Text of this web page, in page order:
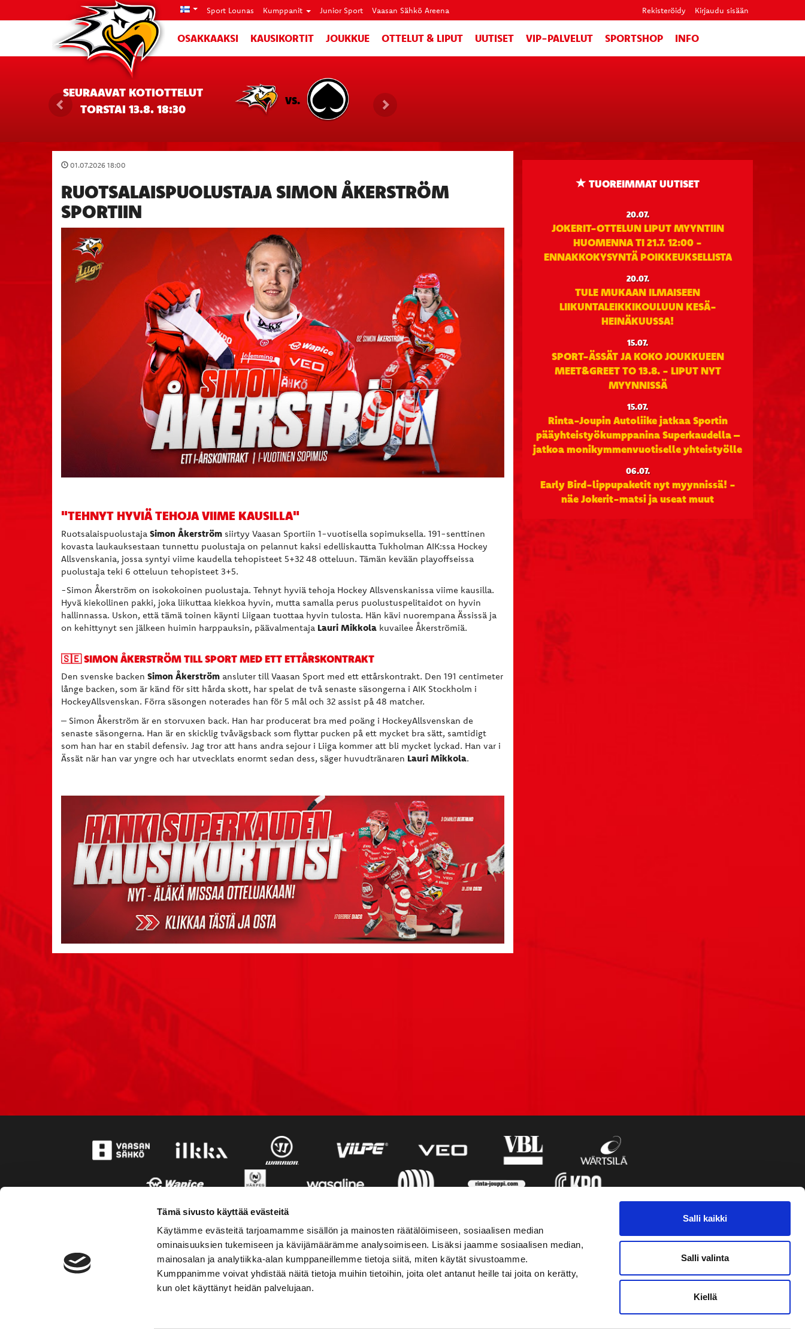
Tämä sivusto käyttää evästeitä
Käytämme evästeitä tarjoamamme sisällön ja mainosten räätälöimiseen, sosiaalisen median
ominaisuuksien tukemiseen ja kävijämäärämme analysoimiseen. Lisäksi jaamme sosiaalisen median,
mainosalan ja analytiikka-alan kumppaneillemme tietoja siitä, miten käytät sivustoamme.
Kumppanimme voivat yhdistää näitä tietoja muihin tietoihin, joita olet antanut heille tai joita on kerätty,
kun olet käyttänyt heidän palvelujaan.
Salli kaikki
Salli valinta
Kiellä
Sport Lounas Kumppanit Junior Sport Vaasan Sähkö Areena Rekisteröidy Kirjaudu sisään
OSAKKAAKSI KAUSIKORTIT JOUKKUE OTTELUT & LIPUT UUTISET VIP-PALVELUT SPORTSHOP INFO
SEURAAVAT KOTIOTTELUT
TORSTAI 13.8. 18:30
VS.
01.07.2026 18:00
RUOTSALAISPUOLUSTAJA SIMON ÅKERSTRÖM
SPORTIIN
"TEHNYT HYVIÄ TEHOJA VIIME KAUSILLA"
Ruotsalaispuolustaja Simon Åkerström siirtyy Vaasan Sportiin 1-vuotisella sopimuksella. 191-senttinen
kovasta laukauksestaan tunnettu puolustaja on pelannut kaksi edelliskautta Tukholman AIK:ssa Hockey
Allsvenskania, jossa syntyi viime kaudella tehopisteet 5+32 48 otteluun. Tämän kevään playoffseissa
puolustaja teki 6 otteluun tehopisteet 3+5.
-Simon Åkerström on isokokoinen puolustaja. Tehnyt hyviä tehoja Hockey Allsvenskanissa viime kausilla.
Hyvä kiekollinen pakki, joka liikuttaa kiekkoa hyvin, mutta samalla perus puolustuspelitaidot on hyvin
hallinnassa. Uskon, että tämä toinen käynti Liigaan tuottaa hyvin tulosta. Hän kävi nuorempana Ässissä ja
on kehittynyt sen jälkeen huimin harppauksin, päävalmentaja Lauri Mikkola kuvailee Åkerströmiä.
🇸🇪 SIMON ÅKERSTRÖM TILL SPORT MED ETT ETTÅRSKONTRAKT
Den svenske backen Simon Åkerström ansluter till Vaasan Sport med ett ettårskontrakt. Den 191 centimeter
långe backen, som är känd för sitt hårda skott, har spelat de två senaste säsongerna i AIK Stockholm i
HockeyAllsvenskan. Förra säsongen noterades han för 5 mål och 32 assist på 48 matcher.
– Simon Åkerström är en storvuxen back. Han har producerat bra med poäng i HockeyAllsvenskan de
senaste säsongerna. Han är en skicklig tvåvägsback som flyttar pucken på ett mycket bra sätt, samtidigt
som han har en stabil defensiv. Jag tror att hans andra sejour i Liiga kommer att bli mycket lyckad. Han var i
Ässät när han var yngre och har utvecklats enormt sedan dess, säger huvudtränaren Lauri Mikkola.
TUOREIMMAT UUTISET
20.07.
JOKERIT-OTTELUN LIPUT MYYNTIIN
HUOMENNA TI 21.7. 12:00 -
ENNAKKOKYSYNTÄ POIKKEUKSELLISTA
20.07.
TULE MUKAAN ILMAISEEN
LIIKUNTALEIKKIKOULUUN KESÄ-
HEINÄKUUSSA!
15.07.
SPORT-ÄSSÄT JA KOKO JOUKKUEEN
MEET&GREET TO 13.8. - LIPUT NYT
MYYNNISSÄ
15.07.
Rinta-Joupin Autoliike jatkaa Sportin
pääyhteistyökumppanina Superkaudella –
jatkoa monikymmenvuotiselle yhteistyölle
06.07.
Early Bird-lippupaketit nyt myynnissä! -
näe Jokerit-matsi ja useat muut
YHTEYSTIEDOT SOSIAALINEN MEDIA VAASAN SPORT UUTISKIRJE